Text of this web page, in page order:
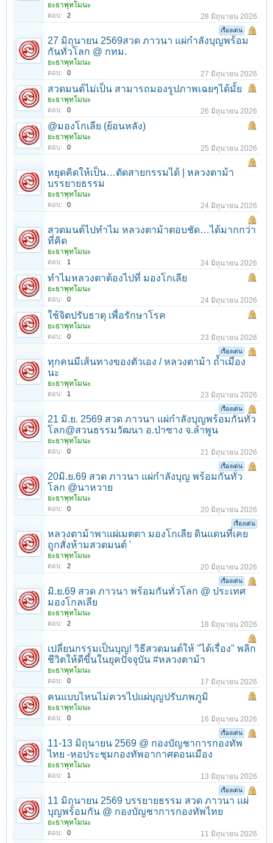
ยะธาพุทโมนะ
ตอบ: 2 28 มิถุนายน 2026
เรื่องเด่น
27 มิถุนายน 2569สวด ภาวนา แผ่กำลังบุญพร้อม
กันทั่วโลก @ กทม.
ยะธาพุทโมนะ
ตอบ: 0 27 มิถุนายน 2026
สวดมนต์ไม่เป็น สามารถมองรูปภาพเฉยๆได้มั้ย
ยะธาพุทโมนะ
ตอบ: 0 26 มิถุนายน 2026
@มองโกเลีย (ย้อนหลัง)
ยะธาพุทโมนะ
ตอบ: 0 25 มิถุนายน 2026
หยุดคิดให้เป็น…ตัดสายกรรมได้ | หลวงตาม้า
บรรยายธรรม
ยะธาพุทโมนะ
ตอบ: 0 24 มิถุนายน 2026
สวดมนต์ไปทำไม หลวงตาม้าตอบชัด…ได้มากกว่า
ที่คิด
ยะธาพุทโมนะ
ตอบ: 1 24 มิถุนายน 2026
ทำไมหลวงตาต้องไปที่ มองโกเลีย
ยะธาพุทโมนะ
ตอบ: 0 24 มิถุนายน 2026
ใช้จิตปรับธาตุ เพื่อรักษาโรค
ยะธาพุทโมนะ
ตอบ: 0 23 มิถุนายน 2026
เรื่องเด่น
ทุกคนมีเส้นทางของตัวเอง / หลวงตาม้า ถ้ำเมือง
นะ
ยะธาพุทโมนะ
ตอบ: 1 23 มิถุนายน 2026
เรื่องเด่น
21 มิ.ย. 2569 สวด ภาวนา แผ่กำลังบุญพร้อมกันทั่ว
โลก@สวนธรรมวัฒนา อ.ป่าซาง จ.ลำพูน
ยะธาพุทโมนะ
ตอบ: 0 21 มิถุนายน 2026
เรื่องเด่น
20มิ.ย.69 สวด ภาวนา แผ่กำลังบุญ พร้อมกันทั่ว
โลก @นาหวาย
ยะธาพุทโมนะ
ตอบ: 0 20 มิถุนายน 2026
เรื่องเด่น
หลวงตาม้าพาแผ่เมตตา มองโกเลีย ดินแดนที่เคย
ถูกสั่งห้ามสวดมนต์ '
ยะธาพุทโมนะ
ตอบ: 2 20 มิถุนายน 2026
เรื่องเด่น
มิ.ย.69 สวด ภาวนา พร้อมกันทั่วโลก @ ประเทศ
มองโกลเลีย
ยะธาพุทโมนะ
ตอบ: 2 18 มิถุนายน 2026
เปลี่ยนกรรมเป็นบุญ! วิธีสวดมนต์ให้ "ได้เรื่อง" พลิก
ชีวิตให้ดีขึ้นในยุคปัจจุบัน #หลวงตาม้า
ยะธาพุทโมนะ
ตอบ: 0 17 มิถุนายน 2026
คนแบบไหนไม่ควรไปแผ่บุญปรับภพภูมิ
ยะธาพุทโมนะ
ตอบ: 0 16 มิถุนายน 2026
เรื่องเด่น
11-13 มิถุนายน 2569 @ กองบัญชาการกองทัพ
ไทย -หอประชุมกองทัพอากาศดอนเมือง
ยะธาพุทโมนะ
ตอบ: 1 13 มิถุนายน 2026
เรื่องเด่น
11 มิถุนายน 2569 บรรยายธรรม สวด ภาวนา แผ่
บุญพร้อมกัน @ กองบัญชาการกองทัพไทย
ยะธาพุทโมนะ
ตอบ: 0 11 มิถุนายน 2026
4 5 6